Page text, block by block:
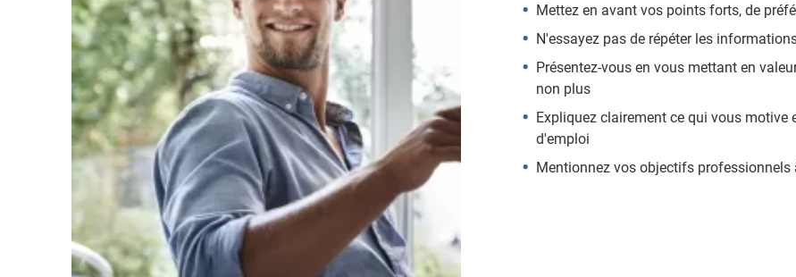
Mettez en avant vos points forts, de
N'essayez pas de répéter les
Présentez-vous en vous mettant en
non plus
Expliquez clairement ce qui vous
d'emploi
Mentionnez vos objectifs professionnels